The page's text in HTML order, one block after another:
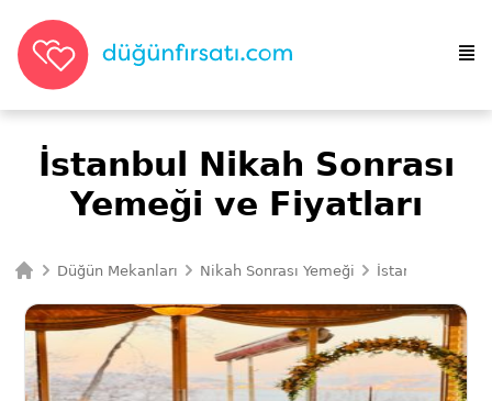
İstanbul Nikah Sonrası
Yemeği ve Fiyatları
Düğün Mekanları Nikah Sonrası Yemeği İstanbul Nikah